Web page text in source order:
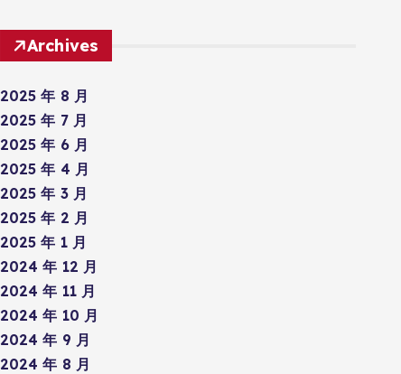
Archives
2025 年 8 月
2025 年 7 月
2025 年 6 月
2025 年 4 月
2025 年 3 月
2025 年 2 月
2025 年 1 月
2024 年 12 月
2024 年 11 月
2024 年 10 月
2024 年 9 月
2024 年 8 月